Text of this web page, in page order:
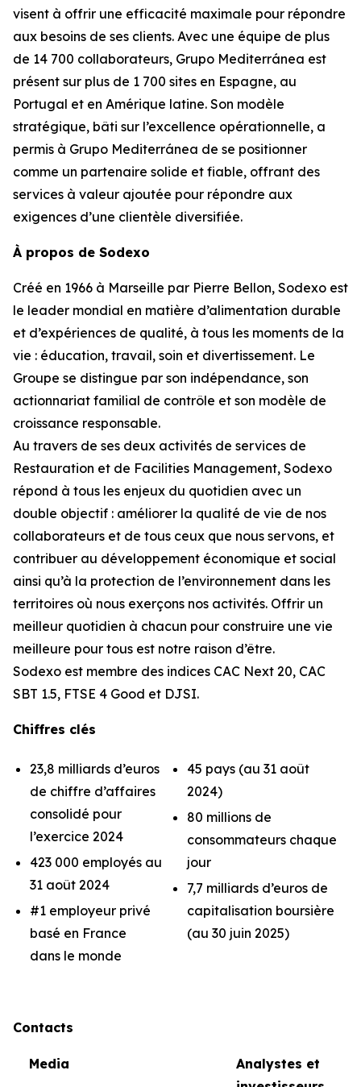
visent à offrir une efficacité maximale pour répondre
aux besoins de ses clients. Avec une équipe de plus
de 14 700 collaborateurs, Grupo Mediterránea est
présent sur plus de 1 700 sites en Espagne, au
Portugal et en Amérique latine. Son modèle
stratégique, bâti sur l’excellence opérationnelle, a
permis à Grupo Mediterránea de se positionner
comme un partenaire solide et fiable, offrant des
services à valeur ajoutée pour répondre aux
exigences d’une clientèle diversifiée.
À propos de Sodexo
Créé en 1966 à Marseille par Pierre Bellon, Sodexo est
le leader mondial en matière d’alimentation durable
et d’expériences de qualité, à tous les moments de la
vie : éducation, travail, soin et divertissement. Le
Groupe se distingue par son indépendance, son
actionnariat familial de contrôle et son modèle de
croissance responsable.
Au travers de ses deux activités de services de
Restauration et de Facilities Management, Sodexo
répond à tous les enjeux du quotidien avec un
double objectif : améliorer la qualité de vie de nos
collaborateurs et de tous ceux que nous servons, et
contribuer au développement économique et social
ainsi qu’à la protection de l’environnement dans les
territoires où nous exerçons nos activités. Offrir un
meilleur quotidien à chacun pour construire une vie
meilleure pour tous est notre raison d’être.
Sodexo est membre des indices CAC Next 20, CAC
SBT 1.5, FTSE 4 Good et DJSI.
Chiffres clés
23,8 milliards d’euros
de chiffre d’affaires
consolidé pour
l’exercice 2024
423 000 employés au
31 août 2024
#1 employeur privé
basé en France
dans le monde
45 pays (au 31 août
2024)
80 millions de
consommateurs chaque
jour
7,7 milliards d’euros de
capitalisation boursière
(au 30 juin 2025)
Contacts
Media
Analystes et